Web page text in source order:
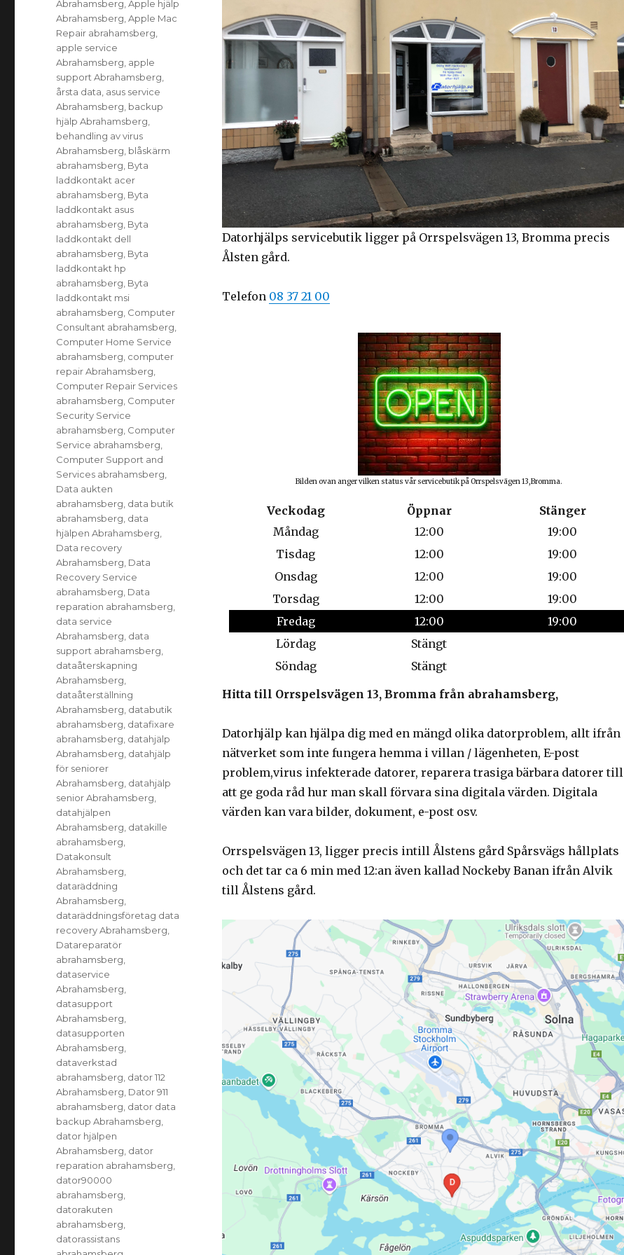
Datorhjälps servicebutik ligger på Orrspelsvägen 13, Bromma precis
Ålsten gård.
Telefon 08 37 21 00
Bilden ovan anger vilken status vår servicebutik på Orrspelsvägen 13,Bromma.
Veckodag Öppnar
Stänger
Måndag
12:00
19:00
Tisdag
12:00
19:00
Onsdag
12:00
19:00
Torsdag
12:00
19:00
Fredag
12:00
19:00
Lördag
Stängt
Söndag
Stängt
Hitta till Orrspelsvägen 13, Bromma från abrahamsberg,
Datorhjälp kan hjälpa dig med en mängd olika datorproblem, allt ifrån
nätverket som inte fungera hemma i villan / lägenheten, E-post
problem,virus infekterade datorer, reparera trasiga bärbara datorer till
att ge goda råd hur man skall förvara sina digitala värden. Digitala
värden kan vara bilder, dokument, e-post osv.
Orrspelsvägen 13, ligger precis intill Ålstens gård Spårsvägs hållplats
och det tar ca 6 min med 12:an även kallad Nockeby Banan ifrån Alvik
till Ålstens gård.
Abrahamsberg ,Apple hjälp
Abrahamsberg ,Apple Mac
Repair abrahamsberg
apple service
Abrahamsberg apple
support Abrahamsberg
årsta data asus service
Abrahamsberg backup
hjälp Abrahamsberg
behandling av virus
Abrahamsberg blåskärm
abrahamsberg Byta
laddkontakt acer
abrahamsberg Byta
laddkontakt asus
abrahamsberg Byta
laddkontakt dell
abrahamsberg Byta
laddkontakt hp
abrahamsberg Byta
laddkontakt msi
abrahamsberg Computer
Consultant abrahamsberg
Computer Home Service
abrahamsberg computer
repair Abrahamsberg
Computer Repair Services
abrahamsberg Computer
Security Service
abrahamsberg Computer
Service abrahamsberg
Computer Support and
Services abrahamsberg
Data aukten
abrahamsberg data butik
abrahamsberg data
hjälpen Abrahamsberg
Data recovery
Abrahamsberg Data
Recovery Service
abrahamsberg Data
reparation abrahamsberg
data service
Abrahamsberg data
support abrahamsberg
dataåterskapning
Abrahamsberg
dataåterställning
Abrahamsberg databutik
abrahamsberg datafixare
abrahamsberg datahjälp
Abrahamsberg datahjälp
för seniorer
Abrahamsberg datahjälp
senior Abrahamsberg
datahjälpen
Abrahamsberg datakille
abrahamsberg
Datakonsult
Abrahamsberg
dataräddning
Abrahamsberg
dataräddningsföretag data
recovery Abrahamsberg
Datareparatör
abrahamsberg
dataservice
Abrahamsberg
datasupport
Abrahamsberg
datasupporten
Abrahamsberg
dataverkstad
abrahamsberg dator 112
Abrahamsberg Dator 911
abrahamsberg dator data
backup Abrahamsberg
dator hjälpen
Abrahamsberg dator
reparation abrahamsberg
dator90000
abrahamsberg
datorakuten
abrahamsberg
datorassistans